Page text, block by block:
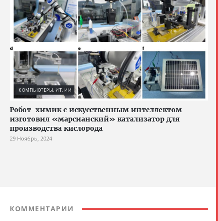
КОМПЬЮТЕРЫ, ИТ, ИИ
Робот-химик с искусственным интеллектом
изготовил «марсианский» катализатор для
производства кислорода
29 Ноябрь, 2024
КОММЕНТАРИИ